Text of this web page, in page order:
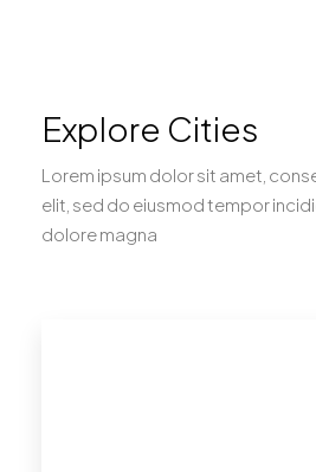
Explore Cities
Lorem ipsum dolor sit amet,
elit, sed do eiusmod tempor
dolore magna